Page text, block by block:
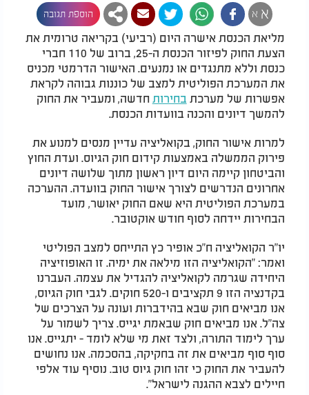
א א הוספת תגובה
מליאת הכנסת אישרה היום (רביעי) בקריאה טרומית את
הצעת החוק לפיזור הכנסת ה-25, ברוב של 110 חברי
כנסת וללא מתנגדים או נמנעים. האישור הדרמטי מכניס
את המערכת הפוליטית למצב של כוננות גבוהה לקראת
אפשרות של מערכת בחירות חדשה, ומעביר את החוק
להמשך דיונים והכנה בוועדות הכנסת.
למרות אישור החוק, בקואליציה עדיין מנסים למנוע את
פירוק הממשלה באמצעות קידום חוק הגיוס. ועדת החוץ
והביטחון קיימה היום דיון ראשון מתוך שלושה דיונים
אחרונים הנדרשים לצורך אישור החוק בוועדה. ההערכה
במערכת הפוליטית היא שאם החוק יאושר, מועד
הבחירות יידחה לסוף חודש אוקטובר.
יו"ר הקואליציה ח"כ אופיר כץ התייחס למצב הפוליטי
ואמר: "הקואליציה הזו מילאה את ימיה. זו האופוזיציה
היחידה שגרמה לקואליציה להגדיל את עצמה. העברנו
בקדנציה הזו 9 תקציבים ו-520 חוקים. לגבי חוק הגיוס,
אנו מביאים חוק שבא בהידברות ועונה על הצרכים של
צה"ל. אנו מביאים חוק שבאמת יגייס. צריך לשמור על
ערך לימוד התורה, ולצד זאת מי שלא לומד - יתגייס. אנו
סוף סוף מביאים את זה בחקיקה, בהסכמה. אנו נחושים
להעביר את החוק כי זהו חוק גיוס טוב. נוסיף עוד אלפי
חיילים לצבא ההגנה לישראל".